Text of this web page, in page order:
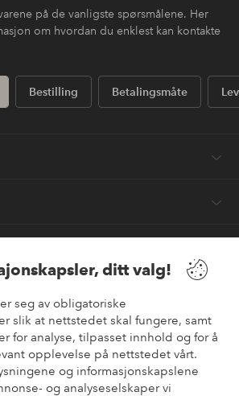
ditt valg!
seg av obligatoriske
slik at nettstedet skal fungere, samt
for analyse, tilpasset innhold og for å
opplevelse på nettstedet vårt.
og informasjonskapslene
og analyseselskaper vi
på de vanligste spørsmålene. Her
om hvordan du enklest kan kontakte
Bestilling Betalingsmåte